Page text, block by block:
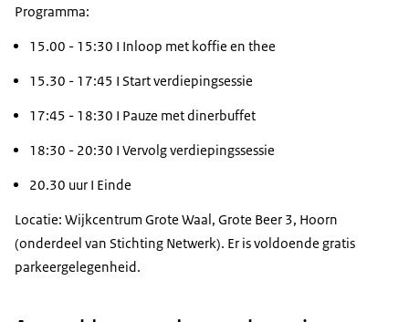
Programma:
15.00 - 15:30 I Inloop met koffie en thee
15.30 - 17:45 I Start verdiepingsessie
17:45 - 18:30 I Pauze met dinerbuffet
18:30 - 20:30 I Vervolg verdiepingssessie
20.30 uur I Einde
Locatie: Wijkcentrum Grote Waal, Grote Beer 3, Hoorn
(onderdeel van Stichting Netwerk). Er is voldoende gratis
parkeergelegenheid.